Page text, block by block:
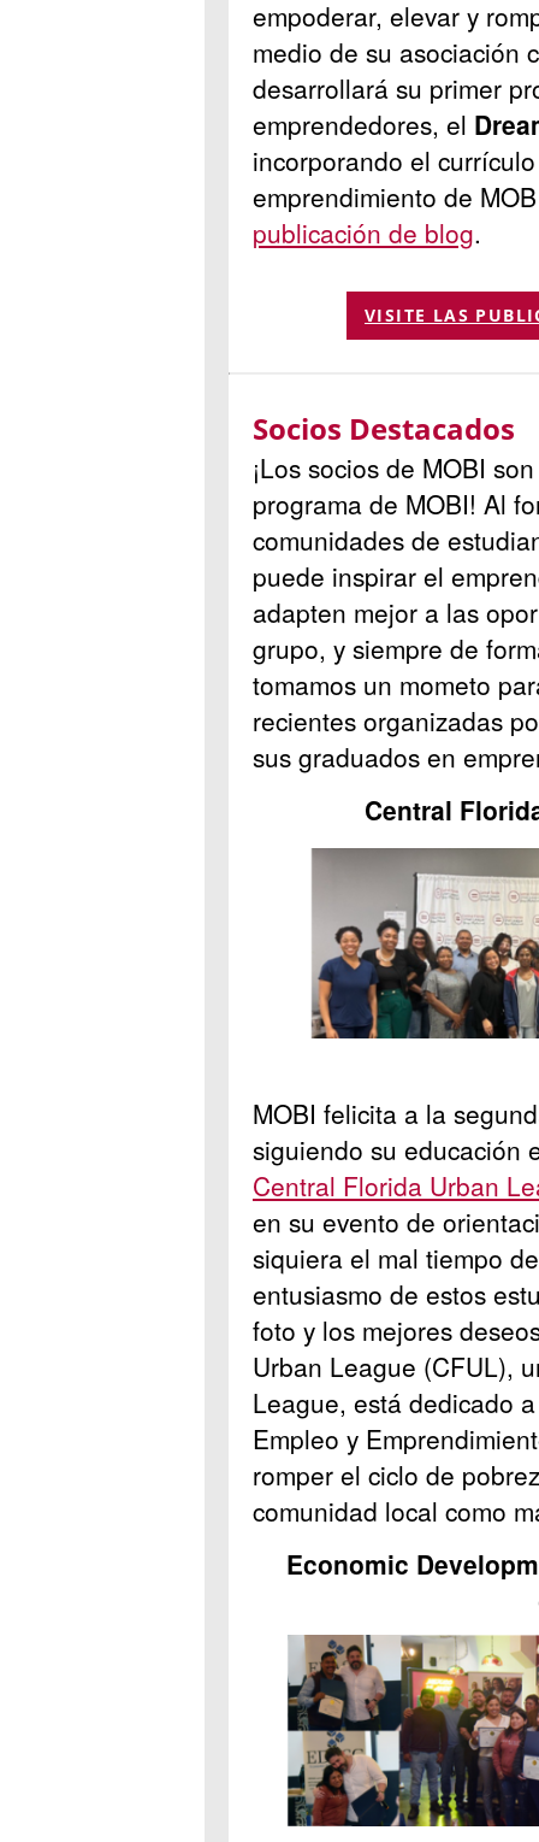
empoderar, elevar y
medio de su asociación
desarrollará su primer
emprendedores, el
incorporando el
emprendimiento de
publicación de blog.
VISITE LAS
Socios Destacados
¡Los socios de MOBI
programa de MOBI! Al
comunidades de
puede inspirar el
adapten mejor a las
grupo, y siempre de
tomamos un mometo
recientes organizadas
sus graduados en
Central
MOBI felicita a la
siguiendo su educación
Central Florida Urban
en su evento de
siquiera el mal tiempo
entusiasmo de estos
foto y los mejores
Urban League (CFUL),
League, está dedicado
Empleo y
romper el ciclo de
comunidad local como
Economic